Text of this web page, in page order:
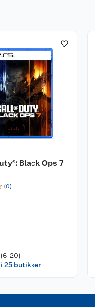
og forsoning.
Black Ops 7
(0)
(6-20)
i 25 butikker